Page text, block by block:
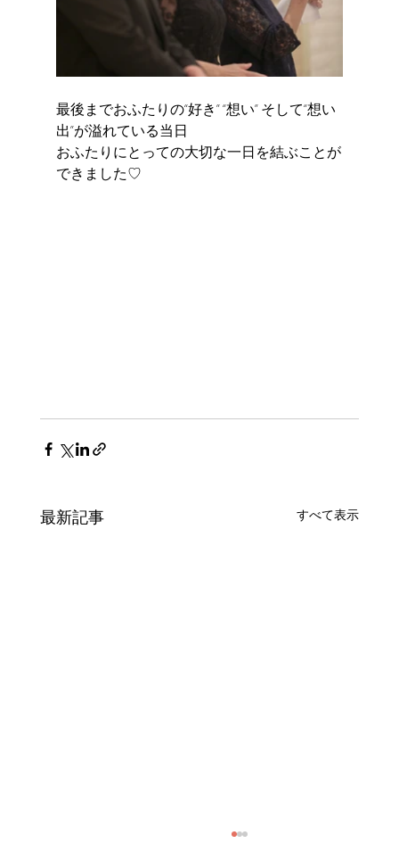
最後までおふたりの“好き” “想い” そして“想い
出”が溢れている当日
おふたりにとっての大切な一日を結ぶことが
できました♡
最新記事 すべて表示